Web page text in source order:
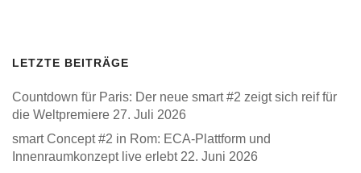
LETZTE BEITRÄGE
Countdown für Paris: Der neue smart #2 zeigt sich reif für
die Weltpremiere 27. Juli 2026
smart Concept #2 in Rom: ECA-Plattform und
Innenraumkonzept live erlebt 22. Juni 2026